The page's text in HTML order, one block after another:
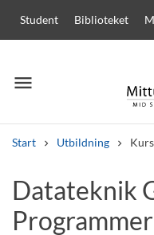
Student Biblioteket
menu
Meny
Start Utbildning
Andra söktjänster
Kurser och program
Datateknik